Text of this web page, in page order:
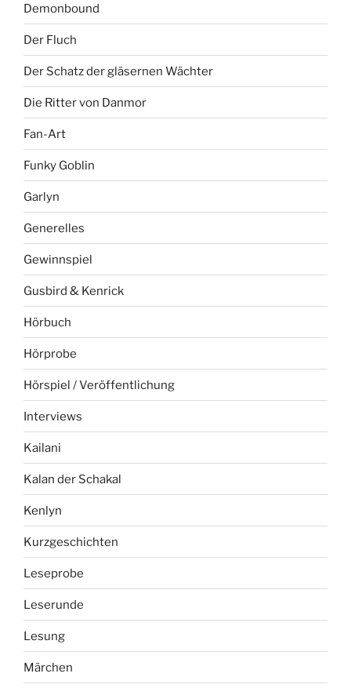
Demonbound
Der Fluch
Der Schatz der gläsernen Wächter
Die Ritter von Danmor
Fan-Art
Funky Goblin
Garlyn
Generelles
Gewinnspiel
Gusbird & Kenrick
Hörbuch
Hörprobe
Hörspiel / Veröffentlichung
Interviews
Kailani
Kalan der Schakal
Kenlyn
Kurzgeschichten
Leseprobe
Leserunde
Lesung
Märchen